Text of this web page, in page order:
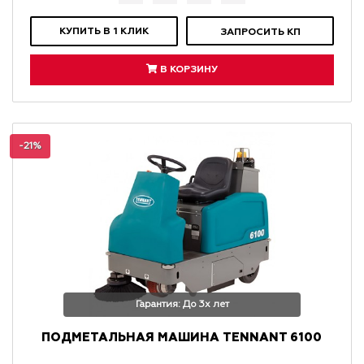
КУПИТЬ В 1 КЛИК ЗАПРОСИТЬ КП
В КОРЗИНУ
-21%
Гарантия: До 3х лет
ПОДМЕТАЛЬНАЯ МАШИНА TENNANT 6100